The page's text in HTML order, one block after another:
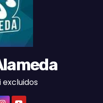
excluidos